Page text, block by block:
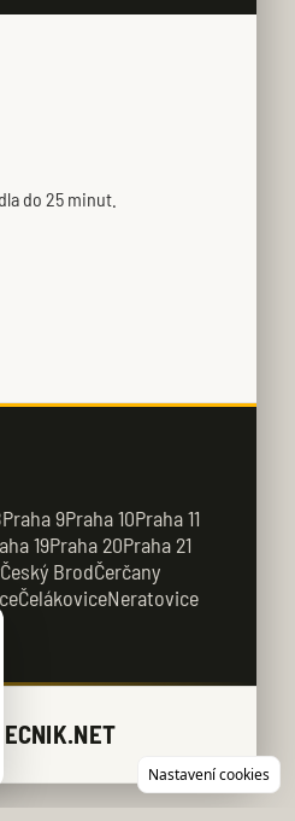
do 25 minut.
Praha 9Praha 10Praha 11
19Praha 20Praha 21
Český BrodČerčany
ČelákoviceNeratovice
Nastavení cookies